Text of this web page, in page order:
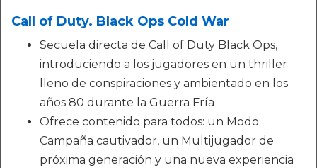
Call of Duty. Black Ops Cold War
Secuela directa de Call of Duty Black Ops,
introduciendo a los jugadores en un thriller
lleno de conspiraciones y ambientado en los
años 80 durante la Guerra Fría
Ofrece contenido para todos: un Modo
Campaña cautivador, un Multijugador de
próxima generación y una nueva experiencia